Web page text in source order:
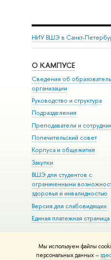
Мы используем файлы
персональных данных –
НИУ ВШЭ в Санкт-
О КАМПУСЕ
Сведения об
организации
Руководство и структура
Подразделения
Преподаватели и
Попечительский совет
Корпуса и общежития
Закупки
ВШЭ для студентов с
ограниченными
здоровья и инвалидностью
Версия для слабовидящих
Единая платежная страница
© НИУ ВШЭ 1993–2026
Шрифты HSE Sans и HSE